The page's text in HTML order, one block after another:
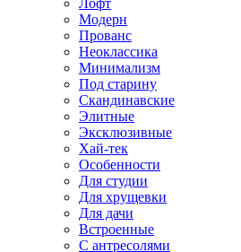
Лофт
Модерн
Прованс
Неоклассика
Минимализм
Под старину
Скандинавские
Элитные
Эксклюзивные
Хай-тек
Особенности
Для студии
Для хрущевки
Для дачи
Встроенные
С антресолями